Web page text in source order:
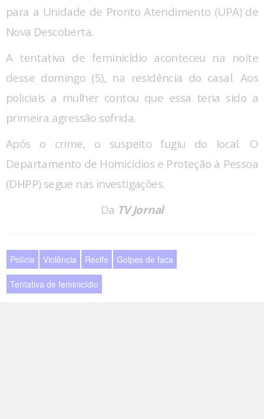
para a Unidade de Pronto Atendimento (UPA) de
Nova Descoberta.
A tentativa de feminicídio aconteceu na noite
desse domingo (5), na residência do casal. Aos
policiais a mulher contou que essa teria sido a
primeira agressão sofrida.
Após o crime, o suspeito fugiu do local. O
Departamento de Homicídios e Proteção à Pessoa
(DHPP) segue nas investigações.
Da TV Jornal
Polícia Violência Recife Golpes de faca
Tentativa de feminicídio